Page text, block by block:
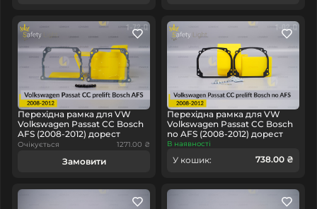
Перехідна рамка для VW
Volkswagen Passat CC Bosch
AFS (2008-2012) дорест
Очікується 1271.00 ₴
Замовити
Перехідна рамка для VW
Volkswagen Passat CC Bosch
no AFS (2008-2012) дорест
В наявності
У кошик: 738.00 ₴